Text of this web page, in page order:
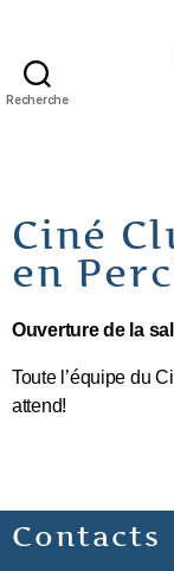
Recherche
Ciné
en
Ouverture de la
Toute l’équipe du
attend!
Contacts